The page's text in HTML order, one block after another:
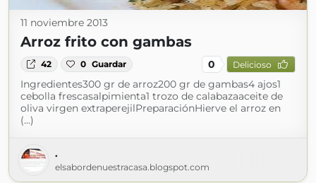
11 noviembre 2013
Arroz frito con gambas
42 0 Guardar 0 Delicioso
Ingredientes300 gr de arroz200 gr de gambas4 ajos1
cebolla frescasalpimienta1 trozo de calabazaaceite de
oliva virgen extraperejilPreparaciónHierve el arroz en
(...)
.
elsabordenuestracasa.blogspot.com